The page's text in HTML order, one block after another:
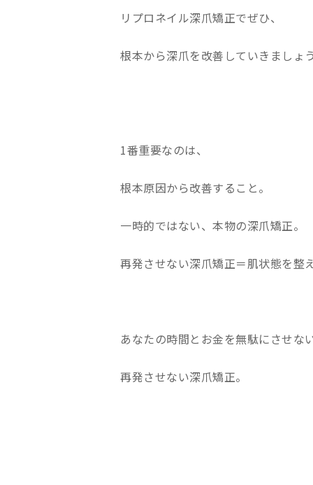
リプロネイル深爪矯正でぜひ、
根本から深爪を改善していきましょ
1番重要なのは、
根本原因から改善すること。
一時的ではない、本物の深爪矯正。
再発させない深爪矯正＝肌状態を整
あなたの時間とお金を無駄にさせな
再発させない深爪矯正。